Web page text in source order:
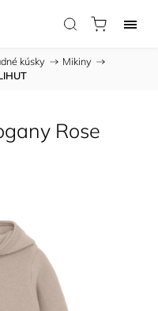
kúsky / Mikiny /
Rose